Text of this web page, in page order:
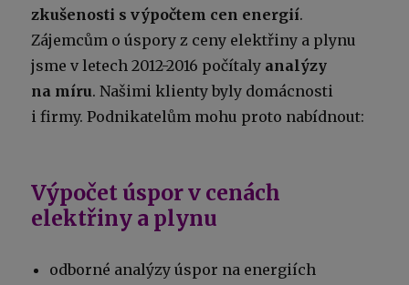
zkušenosti s výpočtem cen energií.
Zájemcům o úspory z ceny elektřiny a plynu
jsme v letech 2012-2016 počítaly analýzy
na míru. Našimi klienty byly domácnosti
i firmy. Podnikatelům mohu proto nabídnout:
Výpočet úspor v cenách
elektřiny a plynu
odborné analýzy úspor na energiích